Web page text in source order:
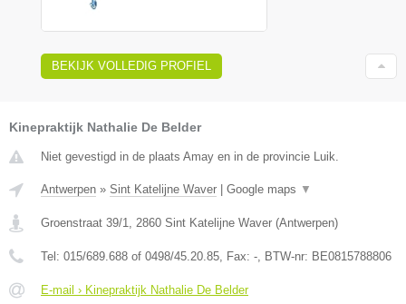
BEKIJK VOLLEDIG PROFIEL
Kinepraktijk Nathalie De Belder
Niet gevestigd in de plaats Amay en in de provincie Luik.
Antwerpen » Sint Katelijne Waver Google maps ▼
Groenstraat 39/1 2860 Sint Katelijne Waver (Antwerpen)
Tel: 015/689.688 of 0498/45.20.85 , Fax: - , BTW-nr: BE0815788806
E-mail › Kinepraktijk Nathalie De Belder